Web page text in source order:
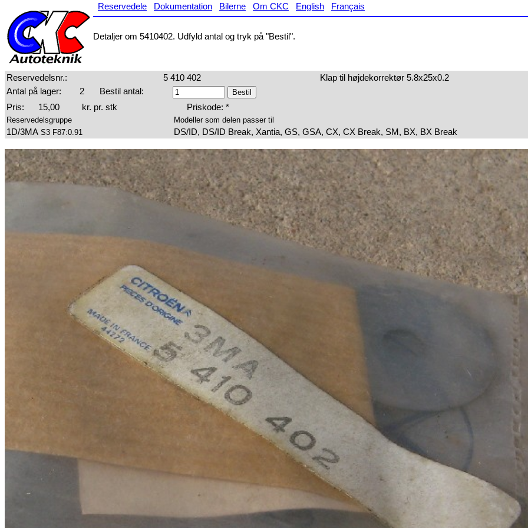
Reservedele Dokumentation Bilerne Om CKC English Français
Detaljer om 5410402. Udfyld antal og tryk på "Bestil".
Reservedelsnr.: 5 410 402
Klap til højdekorrektør 5.8x25x0.2
Antal på lager:
2
Bestil antal:
Pris:
15,00 kr. pr. stk Priskode: *
Reservedelsgruppe Modeller som delen passer til
1D/3MA S3 F87:0.91 DS/ID, DS/ID Break, Xantia, GS, GSA, CX, CX Break, SM, BX, BX Break